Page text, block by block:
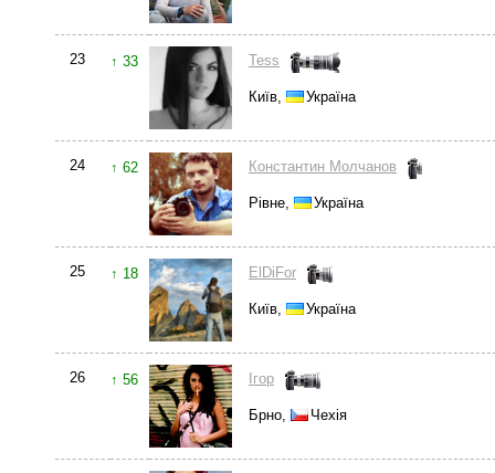
23 ↑ 33 Tess
Київ, Україна
24 ↑ 62 Константин Молчанов
Рівне, Україна
25 ↑ 18 ElDiFor
Київ, Україна
26 ↑ 56 Ігор
Брно, Чехія